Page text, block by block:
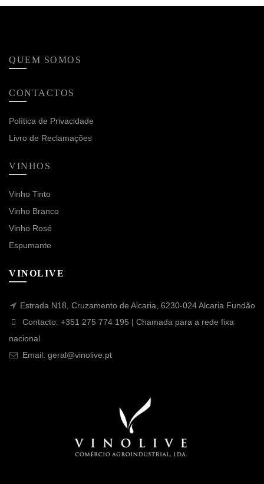
QUEM SOMOS
CONTACTOS
Política de Privacidade
Livro de Reclamações
VINHOS
Vinho Tinto
Vinho Branco
Vinho Rosé
Espumante
VINOLIVE
Estrada N18, Cruzamento de Alcaria, 6230-024 Alcaria Fundão
Contacto: +351 275 774 195 | Chamada para a rede fixa
nacional
Email: geral@vinolive.pt